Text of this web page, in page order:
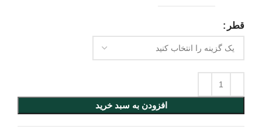
قطر
افزودن به سبد خرید